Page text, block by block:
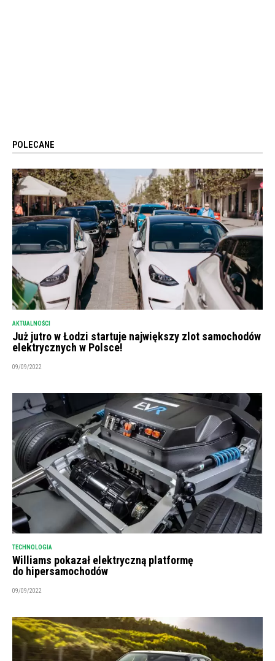
POLECANE
AKTUALNOŚCI
Już jutro w Łodzi startuje największy zlot samochodów
elektrycznych w Polsce!
09/09/2022
TECHNOLOGIA
Williams pokazał elektryczną platformę
do hipersamochodów
09/09/2022